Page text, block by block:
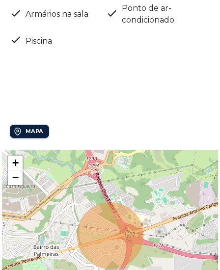
Armários na sala
Ponto de ar-
condicionado
Piscina
MAPA
+
−